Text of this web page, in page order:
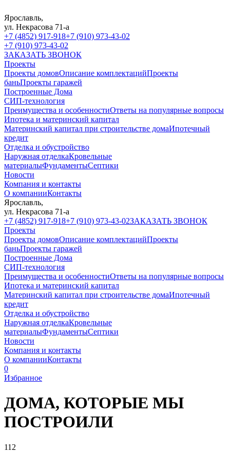
Ярославль,
ул. Некрасова 71-а
+7 (4852) 917-918+7 (910) 973-43-02
+7 (910) 973-43-02
ЗАКАЗАТЬ ЗВОНОК
Проекты
Проекты домовОписание комплектацийПроекты
баньПроекты гаражей
Построенные Дома
СИП-технология
Преимущества и особенностиОтветы на популярные вопросы
Ипотека и материнский капитал
Материнский капитал при строительстве домаИпотечный
кредит
Отделка и обустройство
Наружная отделкаКровельные
материалыФундаментыСептики
Новости
Компания и контакты
О компанииКонтакты
Ярославль,
ул. Некрасова 71-а
+7 (4852) 917-918+7 (910) 973-43-02ЗАКАЗАТЬ ЗВОНОК
Проекты
Проекты домовОписание комплектацийПроекты
баньПроекты гаражей
Построенные Дома
СИП-технология
Преимущества и особенностиОтветы на популярные вопросы
Ипотека и материнский капитал
Материнский капитал при строительстве домаИпотечный
кредит
Отделка и обустройство
Наружная отделкаКровельные
материалыФундаментыСептики
Новости
Компания и контакты
О компанииКонтакты
0
Избранное
ДОМА, КОТОРЫЕ МЫ
ПОСТРОИЛИ
112